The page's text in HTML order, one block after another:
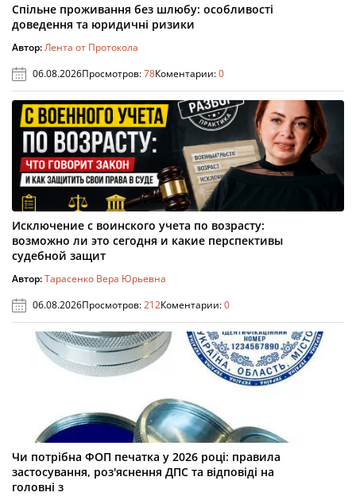
Спільне проживання без шлюбу: особливості
доведення та юридичні ризики
Автор:Лента от Протокола
06.08.2026Просмотров:78Коментарии:0
Исключение с воинского учета по возрасту:
возможно ли это сегодня и какие перспективы
судебной защит
Автор:Тарасенко Вера Юрьевна
06.08.2026Просмотров:212Коментарии:0
Чи потрібна ФОП печатка у 2026 році: правила
застосування, роз'яснення ДПС та відповіді на
головні з